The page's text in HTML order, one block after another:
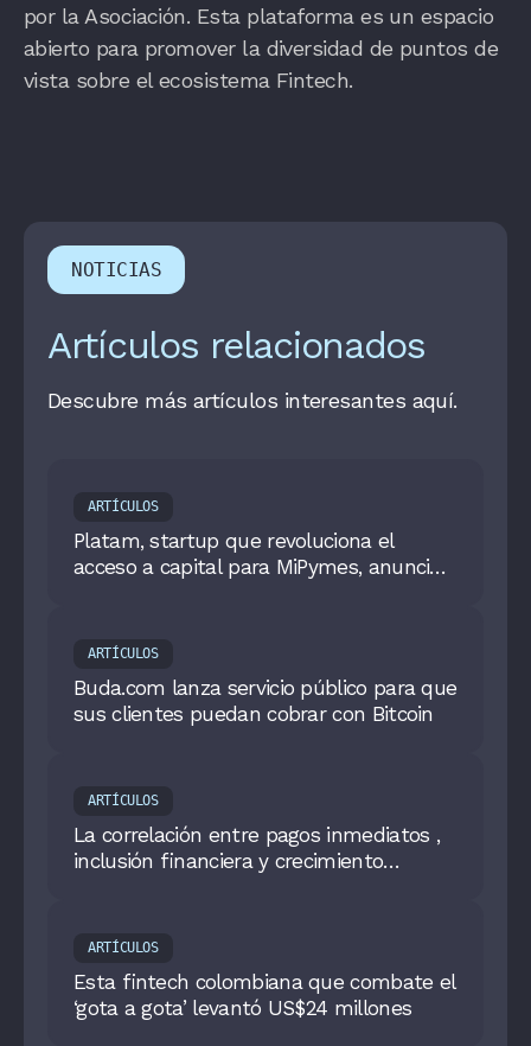
por la Asociación. Esta plataforma es un espacio
abierto para promover la diversidad de puntos de
vista sobre el ecosistema Fintech.
NOTICIAS
Artículos relacionados
Descubre más artículos interesantes aquí.
ARTÍCULOS
Platam, startup que revoluciona el
acceso a capital para MiPymes, anuncia
ARTÍCULOS
Buda.com lanza servicio público para que
sus clientes puedan cobrar con Bitcoin
ARTÍCULOS
La correlación entre pagos inmediatos ,
inclusión financiera y crecimiento
ARTÍCULOS
Esta fintech colombiana que combate el
‘gota a gota’ levantó US$24 millones